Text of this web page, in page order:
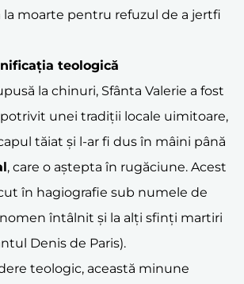
la moarte pentru refuzul de a jertfi
teologică
la chinuri, Sfânta Valerie a fost
unei tradiții locale uimitoare,
tăiat și l-ar fi dus în mâini până
, care o aștepta în rugăciune. Acest
în hagiografie sub numele de
întâlnit și la alți sfinți martiri
Denis de Paris).
teologic, această minune